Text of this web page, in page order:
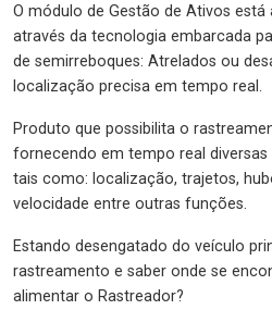
O módulo de Gestão de Ativos
através da tecnologia embarcada
de semirreboques: Atrelados ou
localização precisa em tempo real.
Produto que possibilita o
fornecendo em tempo real
tais como: localização, trajetos,
velocidade entre outras funções.
Estando desengatado do veículo
rastreamento e saber onde se
alimentar o Rastreador?